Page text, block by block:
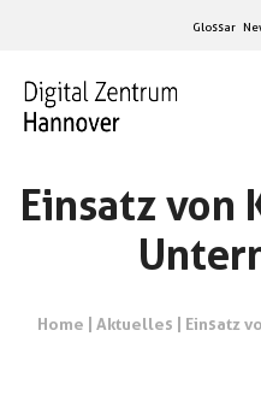
Glossar
Einsatz von
Home | Aktuelles | Einsatz